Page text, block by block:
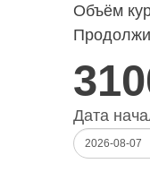
Объём
Дата